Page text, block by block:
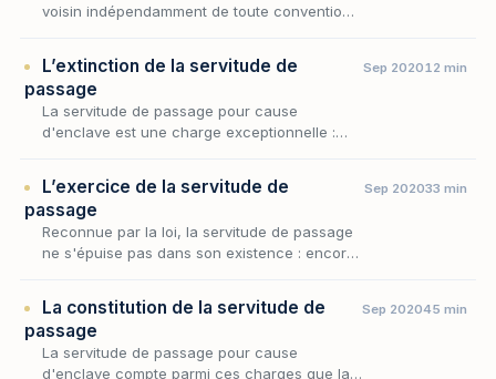
voisin indépendamment de toute convention,
des…
L’extinction de la servitude de
passage
La servitude de passage pour cause
d'enclave est une charge exceptionnelle :
fonds de son v…
Sep 202012 min
L’exercice de la servitude de
passage
Reconnue par la loi, la servitude de passage
ne s'épuise pas dans son existence : encore
fonds…
Sep 202033 min
La constitution de la servitude de
passage
La servitude de passage pour cause
d'enclave compte parmi ces charges que la
Sep 202045 min